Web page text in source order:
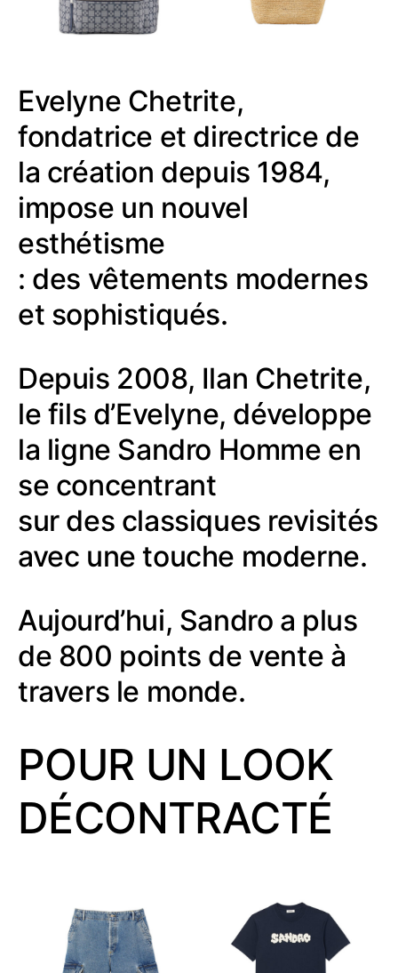
Evelyne Chetrite,
fondatrice et directrice de
la création depuis 1984,
impose un nouvel
esthétisme
: des vêtements modernes
et sophistiqués.
Depuis 2008, Ilan Chetrite,
le fils d’Evelyne, développe
la ligne Sandro Homme en
se concentrant
sur des classiques revisités
avec une touche moderne.
Aujourd’hui, Sandro a plus
de 800 points de vente à
travers le monde.
POUR UN LOOK
DÉCONTRACTÉ